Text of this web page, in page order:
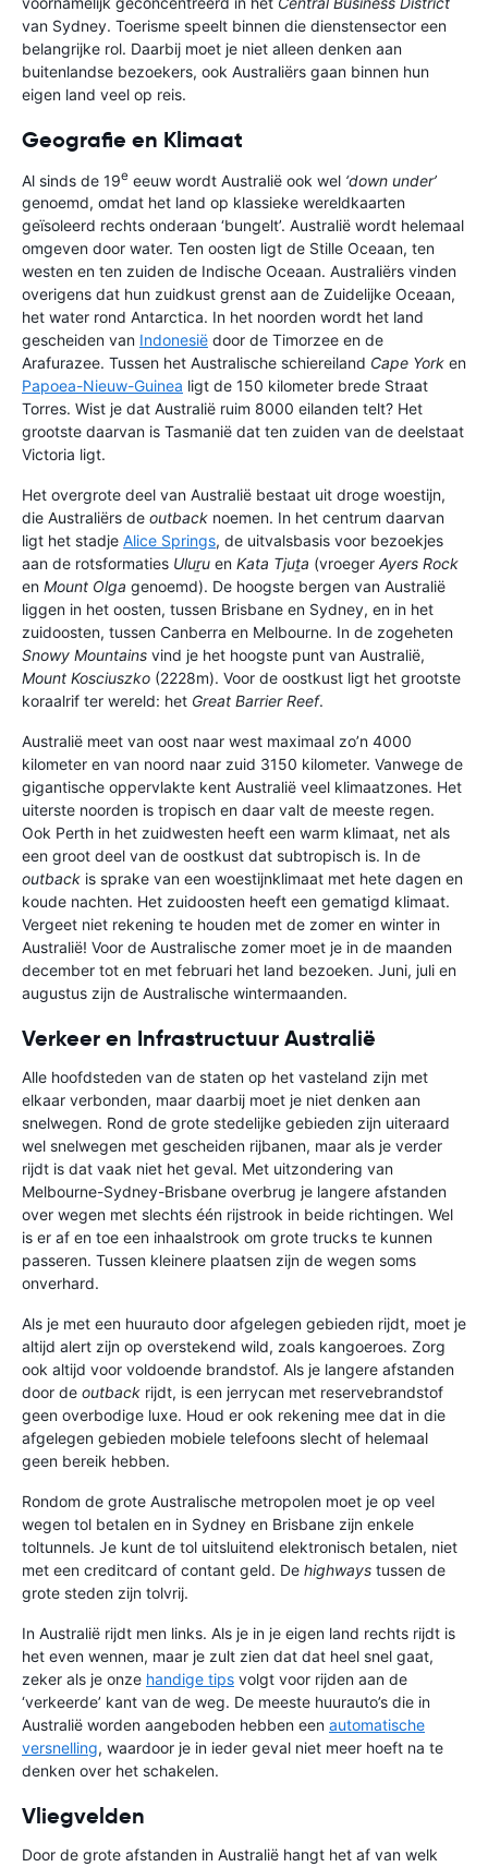
van Sydney. Toerisme speelt binnen die dienstensector een
belangrijke rol. Daarbij moet je niet alleen denken aan
buitenlandse bezoekers, ook Australiërs gaan binnen hun
eigen land veel op reis.
Geografie en Klimaat
Al sinds de 19e eeuw wordt Australië ook wel ‘down under’
genoemd, omdat het land op klassieke wereldkaarten
geïsoleerd rechts onderaan ‘bungelt’. Australië wordt helemaal
omgeven door water. Ten oosten ligt de Stille Oceaan, ten
westen en ten zuiden de Indische Oceaan. Australiërs vinden
overigens dat hun zuidkust grenst aan de Zuidelijke Oceaan,
het water rond Antarctica. In het noorden wordt het land
gescheiden van Indonesië door de Timorzee en de
Arafurazee. Tussen het Australische schiereiland Cape York en
Papoea-Nieuw-Guinea ligt de 150 kilometer brede Straat
Torres. Wist je dat Australië ruim 8000 eilanden telt? Het
grootste daarvan is Tasmanië dat ten zuiden van de deelstaat
Victoria ligt.
Het overgrote deel van Australië bestaat uit droge woestijn,
die Australiërs de outback noemen. In het centrum daarvan
ligt het stadje Alice Springs, de uitvalsbasis voor bezoekjes
aan de rotsformaties Uluṟu en Kata Tjuṯa (vroeger Ayers Rock
en Mount Olga genoemd). De hoogste bergen van Australië
liggen in het oosten, tussen Brisbane en Sydney, en in het
zuidoosten, tussen Canberra en Melbourne. In de zogeheten
Snowy Mountains vind je het hoogste punt van Australië,
Mount Kosciuszko (2228m). Voor de oostkust ligt het grootste
koraalrif ter wereld: het Great Barrier Reef.
Australië meet van oost naar west maximaal zo’n 4000
kilometer en van noord naar zuid 3150 kilometer. Vanwege de
gigantische oppervlakte kent Australië veel klimaatzones. Het
uiterste noorden is tropisch en daar valt de meeste regen.
Ook Perth in het zuidwesten heeft een warm klimaat, net als
een groot deel van de oostkust dat subtropisch is. In de
outback is sprake van een woestijnklimaat met hete dagen en
koude nachten. Het zuidoosten heeft een gematigd klimaat.
Vergeet niet rekening te houden met de zomer en winter in
Australië! Voor de Australische zomer moet je in de maanden
december tot en met februari het land bezoeken. Juni, juli en
augustus zijn de Australische wintermaanden.
Verkeer en Infrastructuur Australië
Alle hoofdsteden van de staten op het vasteland zijn met
elkaar verbonden, maar daarbij moet je niet denken aan
snelwegen. Rond de grote stedelijke gebieden zijn uiteraard
wel snelwegen met gescheiden rijbanen, maar als je verder
rijdt is dat vaak niet het geval. Met uitzondering van
Melbourne-Sydney-Brisbane overbrug je langere afstanden
over wegen met slechts één rijstrook in beide richtingen. Wel
is er af en toe een inhaalstrook om grote trucks te kunnen
passeren. Tussen kleinere plaatsen zijn de wegen soms
onverhard.
Als je met een huurauto door afgelegen gebieden rijdt, moet je
altijd alert zijn op overstekend wild, zoals kangoeroes. Zorg
ook altijd voor voldoende brandstof. Als je langere afstanden
door de outback rijdt, is een jerrycan met reservebrandstof
geen overbodige luxe. Houd er ook rekening mee dat in die
afgelegen gebieden mobiele telefoons slecht of helemaal
geen bereik hebben.
Rondom de grote Australische metropolen moet je op veel
wegen tol betalen en in Sydney en Brisbane zijn enkele
toltunnels. Je kunt de tol uitsluitend elektronisch betalen, niet
met een creditcard of contant geld. De highways tussen de
grote steden zijn tolvrij.
In Australië rijdt men links. Als je in je eigen land rechts rijdt is
het even wennen, maar je zult zien dat dat heel snel gaat,
zeker als je onze handige tips volgt voor rijden aan de
‘verkeerde’ kant van de weg. De meeste huurauto’s die in
Australië worden aangeboden hebben een automatische
versnelling, waardoor je in ieder geval niet meer hoeft na te
denken over het schakelen.
Vliegvelden
Door de grote afstanden in Australië hangt het af van welk